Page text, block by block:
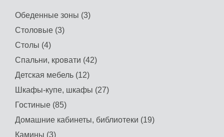
Обеденные зоны (3)
Столовые (3)
Столы (4)
Спальни, кровати (42)
Детская мебель (12)
Шкафы-купе, шкафы (27)
Гостиные (85)
Домашние кабинеты, библиотеки (19)
Камины (3)